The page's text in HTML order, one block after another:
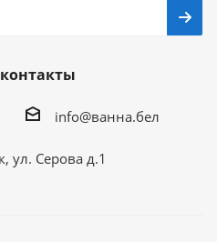
info@ванна.бел
ул. Серова д.1